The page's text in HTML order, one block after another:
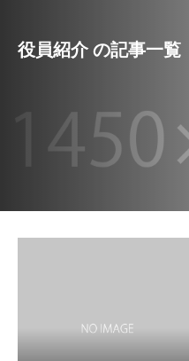
役員紹介 の記事一覧